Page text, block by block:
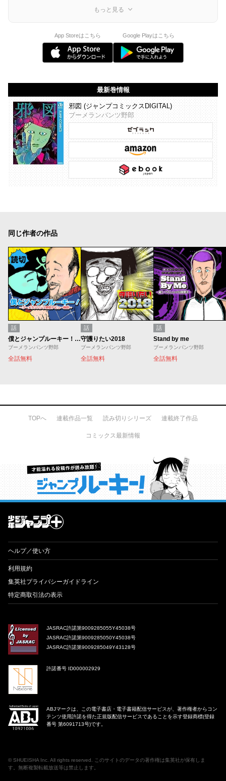
もっと見る
App Storeはこちら Google Playはこちら
最新巻情報
邪図 (ジャンプコミックスDIGITAL)
ブーメランパンツ野郎
同じ作者の作品
話
僕とジャンプルーキー！～ブーメランパンツ野郎デビュー物語～
ブーメランパンツ野郎
全話無料
話
守護りたい2018
ブーメランパンツ野郎
全話無料
話
Stand by me
ブーメランパンツ野郎
全話無料
TOPへ 連載作品一覧 読み切りシリーズ 連載終了作品
コミックス最新情報
才能溢れる投稿作が読み放題！ ジャンプルーキー！
ヘルプ／使い方
利用規約
集英社プライバシーガイドライン
特定商取引法の表示
JASRAC許諾第9009285055Y45038号
JASRAC許諾第9009285050Y45038号
JASRAC許諾第9009285049Y43128号
許諾番号 ID000002929
ABJマークは、この電子書店・電子書籍配信サービスが、著作権者からコン
テンツ使用許諾を得た正規版配信サービスであることを示す登録商標(登録
番号 第6091713号)です。
© SHUEISHA Inc. All rights reserved. このサイトのデータの著作権は集英社が保有しま
す。無断複製転載放送等は禁止します。